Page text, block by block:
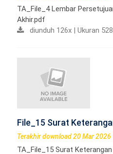
TA_File_4 Lembar
Akhir.pdf
diunduh 126x | Ukuran
File_15 Surat
Terakhir download 20 Mar
TA_File_15 Surat